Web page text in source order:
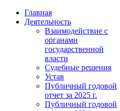
Главная
Деятельность
Взаимодействие с
органами
государственной
власти
Судебные решения
Устав
Публичный годовой
отчет за 2025 г.
Публичный годовой